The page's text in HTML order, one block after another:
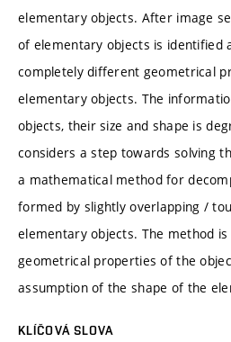
elementary objects. After image
of elementary objects is identified
completely different geometrical
elementary objects. The
objects, their size and shape is
considers a step towards solving
a mathematical method for
formed by slightly overlapping /
elementary objects. The method
geometrical properties of the
assumption of the shape of the
KLÍČOVÁ SLOVA